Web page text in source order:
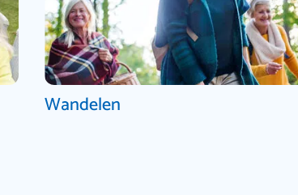
Wandelen